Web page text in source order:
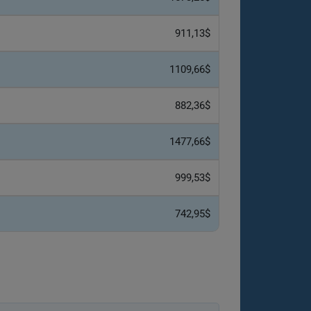
911,13$
1109,66$
882,36$
1477,66$
999,53$
742,95$